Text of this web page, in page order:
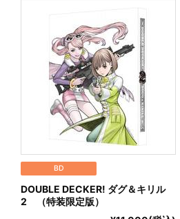
BD
DOUBLE DECKER! ダグ＆キリル
2 （特装限定版）